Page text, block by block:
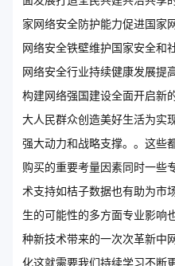
家网络安全防护能力促进国家
网络安全铁壁维护国家安全和
网络安全行业持续健康发展提
构建网络强国建设全面开启新
大人民群众创造美好生活为实
强大动力和战略支撑。。这些
购买的重要考量因素同时一些
术支持如桔子数据也有助为市
生的可能性的多方面专业影响
种新技术带来的一次次革新中
化这就需要我们持续学习不断